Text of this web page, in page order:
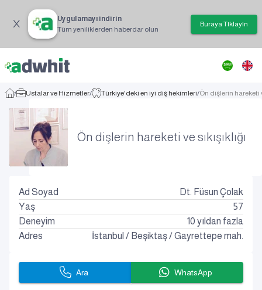
Uygulamayı indirin
Tüm yeniliklerden haberdar olun
Buraya Tıklayın
/ Ustalar ve Hizmetler/ Türkiye'deki en iyi diş hekimleri/Ön dişlerin hareketi
Ön dişlerin hareketi ve sıkışıklığı
Ad Soyad
Dt. Füsun Çolak
Yaş
57
Deneyim
10 yıldan fazla
Adres
İstanbul / Beşiktaş/Gayrettepe mah.
Ara WhatsApp